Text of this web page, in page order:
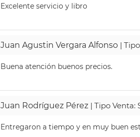
Excelente servicio y libro
Juan Agustin Vergara Alfonso |
Buena atención buenos precios.
Juan Rodríguez Pérez | Tipo Venta:
Entregaron a tiempo y en muy buen